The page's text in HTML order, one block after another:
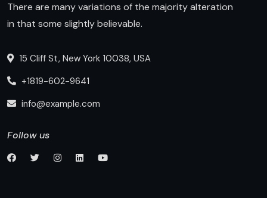
There are many variations of the majority alteration
in that some slightly believable.
15 Cliff St, New York 10038, USA
+1819-602-9641
info@example.com
Follow us